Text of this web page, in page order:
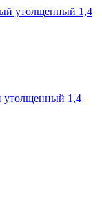
утолщенный 1,4